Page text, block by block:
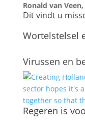
Ronald van
Dit vindt u
Wortelstelsel
Virussen en
Regeren is